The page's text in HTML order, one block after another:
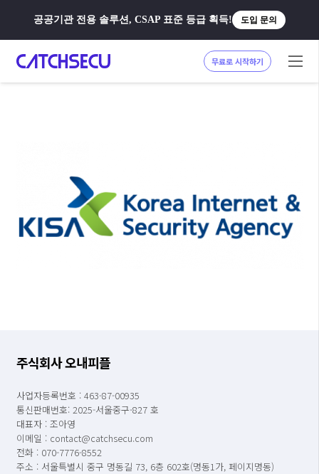
공공기관 전용 솔루션, CSAP 표준 등급 획득! 도입 문의
무료로 시작하기
주식회사 오내피플
사업자등록번호 : 463-87-00935
통신판매번호: 2025-서울중구-827 호
대표자 : 조아영
이메일 : contact@catchsecu.com
전화 : 070-7776-8552
주소 : 서울특별시 중구 명동길 73, 6층 602호(명동1가, 페이지명동)